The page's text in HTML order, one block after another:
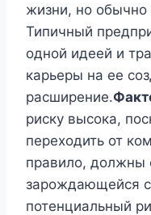
жизни, но обычно
Типичный
одной идеей и
карьеры на ее
расширение.
риску высока,
переходить от
правило, должны
зарождающейся
потенциальный